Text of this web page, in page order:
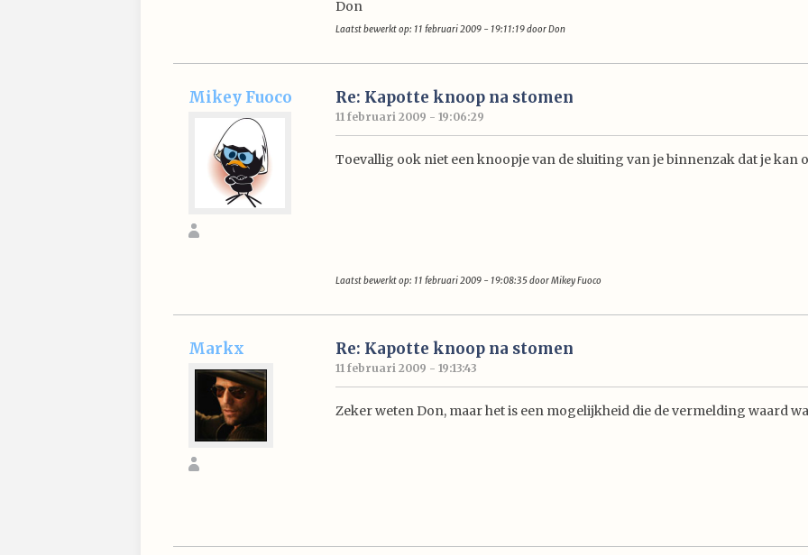
Don
Laatst bewerkt op: 11 februari 2009 - 19:11:19 door Don
Mikey Fuoco Re: Kapotte knoop na stomen
11 februari 2009 - 19:06:29
Toevallig ook niet een knoopje van de sluiting van je binnenzak dat je kan
Laatst bewerkt op: 11 februari 2009 - 19:08:35 door Mikey Fuoco
Markx Re: Kapotte knoop na stomen
11 februari 2009 - 19:13:43
Zeker weten Don, maar het is een mogelijkheid die de vermelding waard